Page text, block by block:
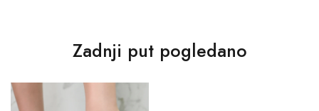
Zadnji put pogledano